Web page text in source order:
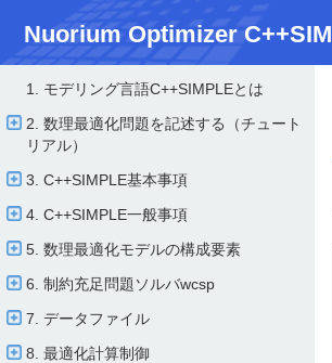
Nuorium Optimizer
1. モデリング言語C++SIMPLEとは
2. 数理最適化問題を記述する（チュート
リアル）
3. C++SIMPLE基本事項
4. C++SIMPLE一般事項
5. 数理最適化モデルの構成要素
6. 制約充足問題ソルバwcsp
7. データファイル
8. 最適化計算制御